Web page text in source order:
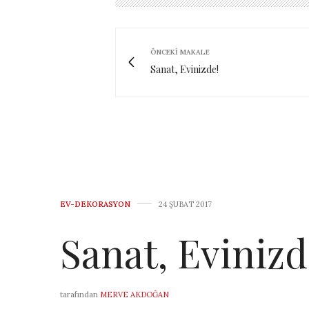
ÖNCEKI MAKALE
Sanat, Evinizde!
EV-DEKORASYON 24 ŞUBAT 2017
Sanat,
tarafından MERVE AKDOĞAN